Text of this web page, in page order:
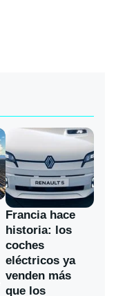
Francia hace
historia: los
coches
eléctricos ya
venden más
que los